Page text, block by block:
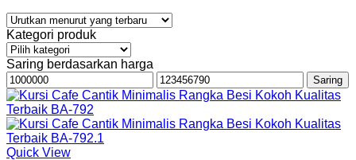
Kategori produk
Saring berdasarkan harga
Harga
terendah
Harga
tertinggi
Saring
Quick View